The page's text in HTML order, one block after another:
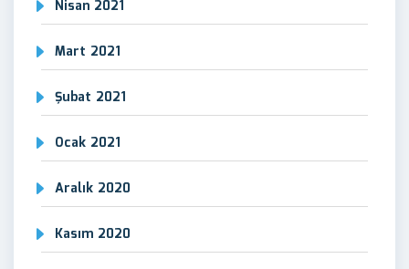
Nisan 2021
Mart 2021
Şubat 2021
Ocak 2021
Aralık 2020
Kasım 2020